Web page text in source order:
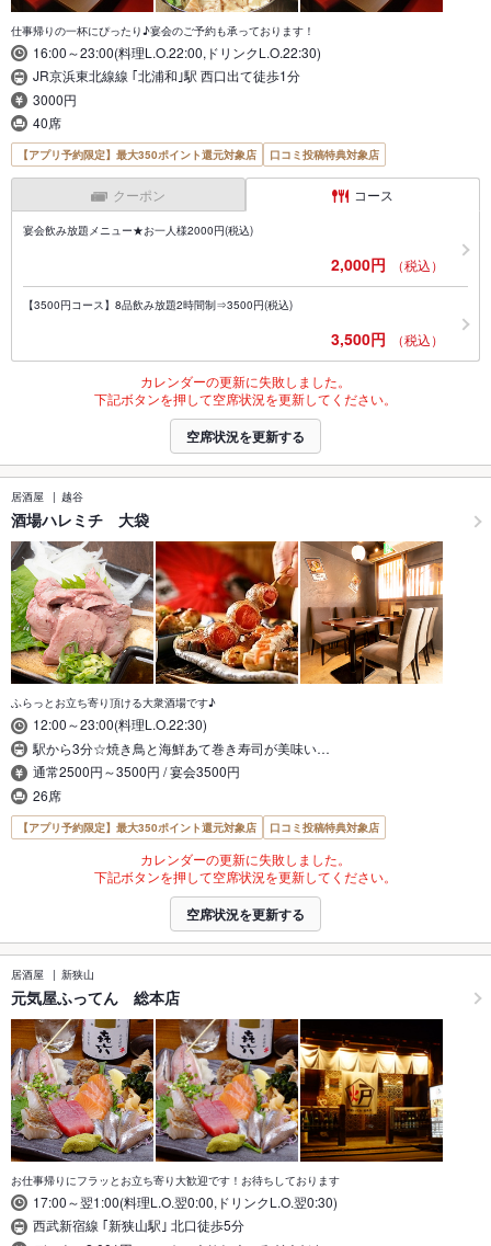
仕事帰りの一杯にぴったり♪宴会のご予約も承っております！
16:00～23:00(料理L.O.22:00,ドリンクL.O.22:30)
JR京浜東北線線 ｢北浦和｣駅 西口出て徒歩1分
3000円
40席
【アプリ予約限定】最大350ポイント還元対象店 口コミ投稿特典対象店
クーポン コース
宴会飲み放題メニュー★お一人様2000円(税込)
2,000円 （税込）
【3500円コース】8品飲み放題2時間制⇒3500円(税込)
3,500円 （税込）
カレンダーの更新に失敗しました。
下記ボタンを押して空席状況を更新してください。
空席状況を更新する
居酒屋 越谷
酒場ハレミチ 大袋
ふらっとお立ち寄り頂ける大衆酒場です♪
12:00～23:00(料理L.O.22:30)
駅から3分☆焼き鳥と海鮮あて巻き寿司が美味い…
通常2500円～3500円 / 宴会3500円
26席
【アプリ予約限定】最大350ポイント還元対象店 口コミ投稿特典対象店
カレンダーの更新に失敗しました。
下記ボタンを押して空席状況を更新してください。
空席状況を更新する
居酒屋 新狭山
元気屋ふってん 総本店
お仕事帰りにフラッとお立ち寄り大歓迎です！お待ちしております
17:00～翌1:00(料理L.O.翌0:00,ドリンクL.O.翌0:30)
西武新宿線 ｢新狭山駅｣ 北口徒歩5分